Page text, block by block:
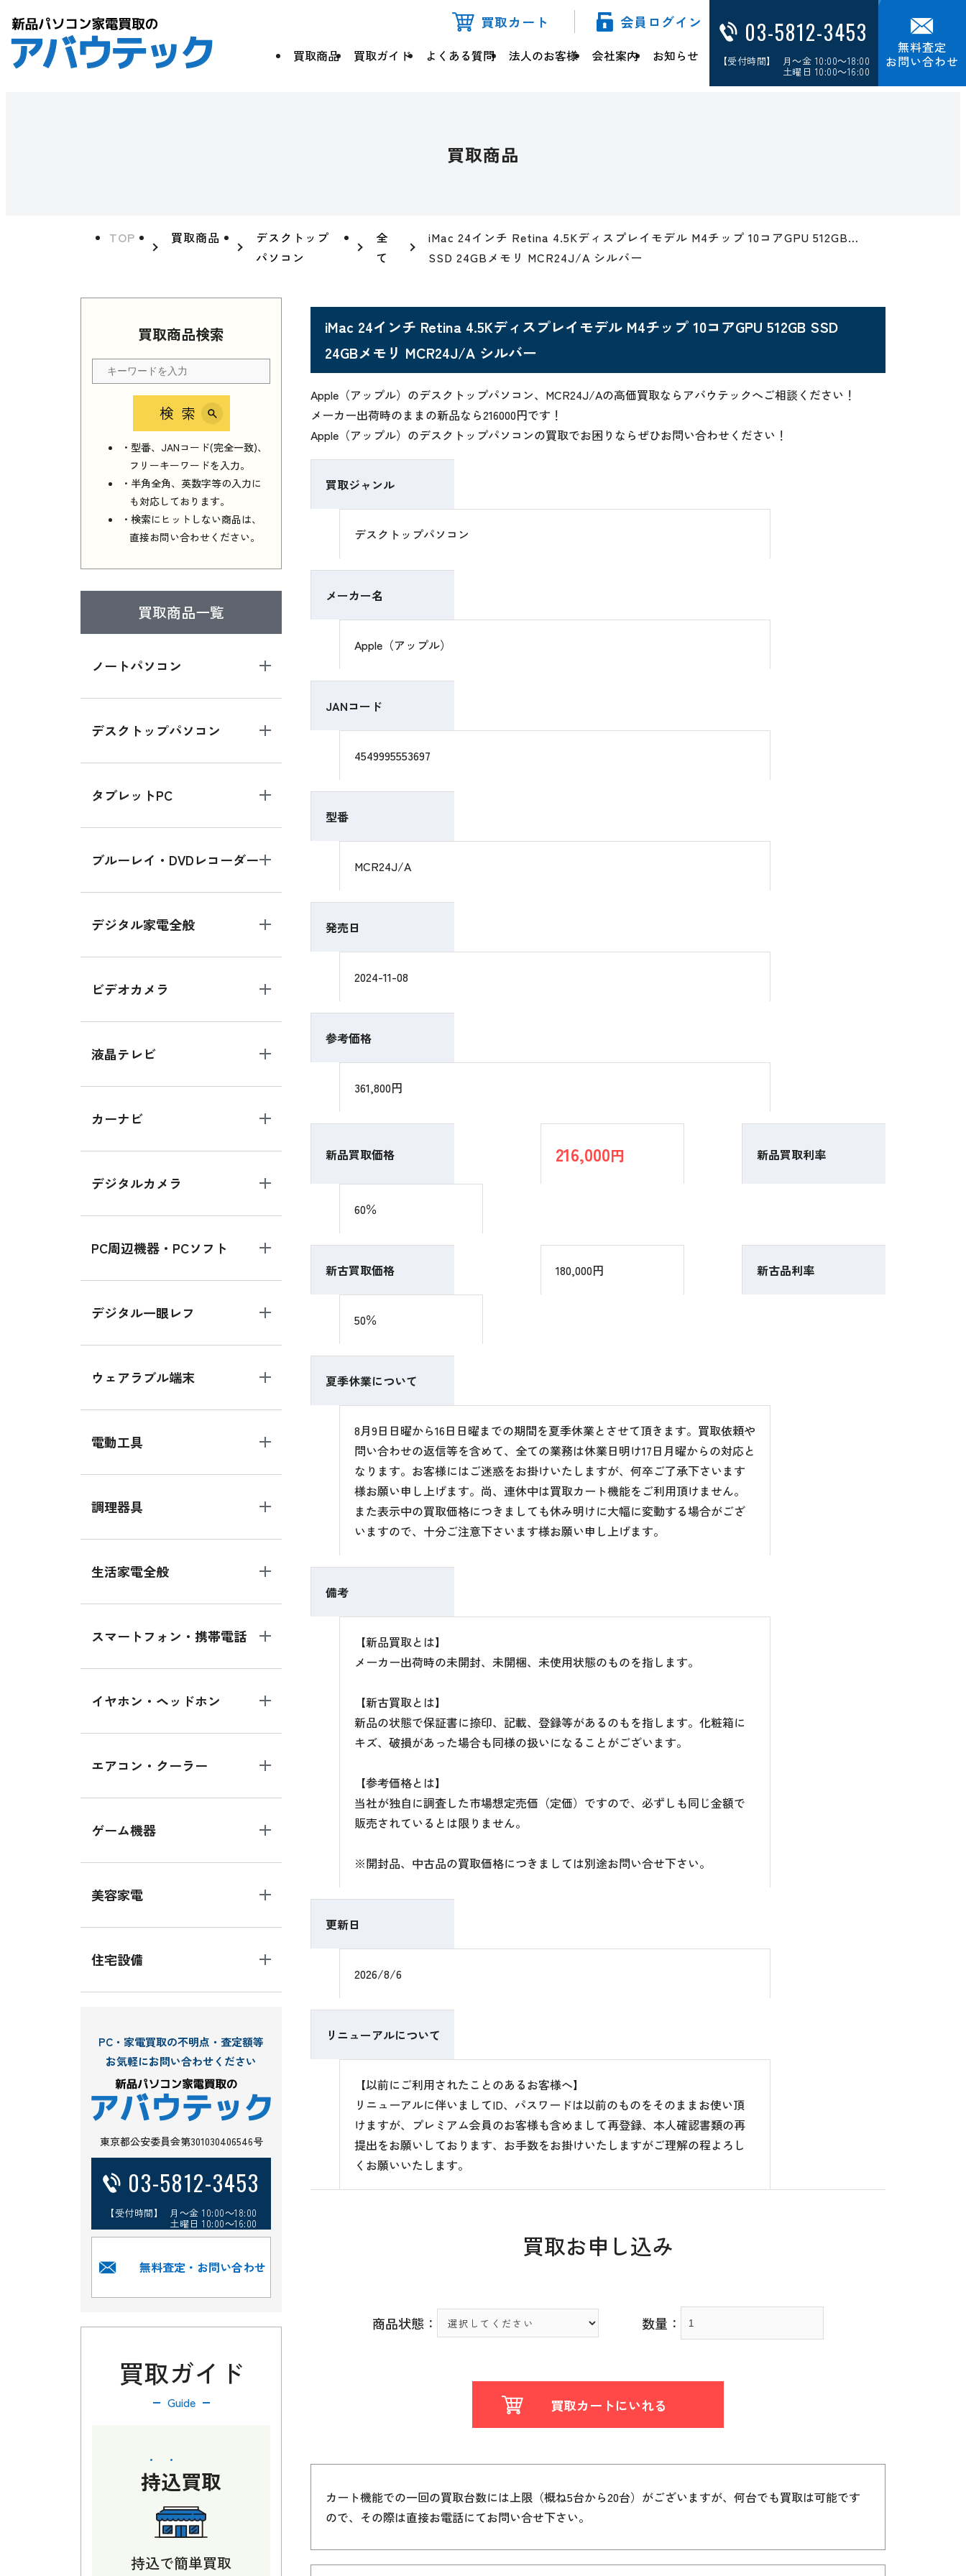
買取カート 会員ログイン
買取商品 買取ガイド よくある質問 法人のお客様 会社案内 お知らせ
03-5812-3453
【受付時間】 月～金 10:00～18:00
土曜日 10:00～16:00
無料査定
お問い合わせ
買取商品
TOP 買取商品
デスクトップ
パソコン
全
て
iMac 24インチ Retina 4.5Kディスプレイモデル M4チップ 10コアGPU 512GB
SSD 24GBメモリ MCR24J/A シルバー
買取商品検索
検索
・型番、JANコード(完全一致)、
フリーキーワードを入力。
・半角全角、英数字等の入力に
も対応しております。
・検索にヒットしない商品は、
直接お問い合わせください。
買取商品一覧
ノートパソコン
デスクトップパソコン
タブレットPC
ブルーレイ・DVDレコーダー
デジタル家電全般
ビデオカメラ
液晶テレビ
カーナビ
デジタルカメラ
PC周辺機器・PCソフト
デジタル一眼レフ
ウェアラブル端末
電動工具
調理器具
生活家電全般
スマートフォン・携帯電話
イヤホン・ヘッドホン
エアコン・クーラー
ゲーム機器
美容家電
住宅設備
PC・家電買取の不明点・査定額等
お気軽にお問い合わせください
東京都公安委員会第301030406546号
03-5812-3453
【受付時間】 月～金 10:00～18:00
土曜日 10:00～16:00
無料査定・お問い合わせ
買取ガイド
Guide
持込買取
持込で簡単買取
iMac 24インチ Retina 4.5Kディスプレイモデル M4チップ 10コアGPU 512GB SSD
24GBメモリ MCR24J/A シルバー
Apple（アップル）のデスクトップパソコン、MCR24J/Aの高価買取ならアバウテックへご相談ください！
メーカー出荷時のままの新品なら216000円です！
Apple（アップル）のデスクトップパソコンの買取でお困りならぜひお問い合わせください！
買取ジャンル
デスクトップパソコン
メーカー名
Apple（アップル）
JANコード
4549995553697
型番
MCR24J/A
発売日
2024-11-08
参考価格
361,800円
新品買取価格 216,000円 新品買取利率
60％
新古買取価格 180,000円 新古品利率
50％
夏季休業について
8月9日日曜から16日日曜までの期間を夏季休業とさせて頂きます。買取依頼や
問い合わせの返信等を含めて、全ての業務は休業日明け17日月曜からの対応と
なります。お客様にはご迷惑をお掛けいたしますが、何卒ご了承下さいます
様お願い申し上げます。尚、連休中は買取カート機能をご利用頂けません。
また表示中の買取価格につきましても休み明けに大幅に変動する場合がござ
いますので、十分ご注意下さいます様お願い申し上げます。
備考
【新品買取とは】
メーカー出荷時の未開封、未開梱、未使用状態のものを指します。
【新古買取とは】
新品の状態で保証書に捺印、記載、登録等があるのもを指します。化粧箱に
キズ、破損があった場合も同様の扱いになることがございます。
【参考価格とは】
当社が独自に調査した市場想定売価（定価）ですので、必ずしも同じ金額で
販売されているとは限りません。
※開封品、中古品の買取価格につきましては別途お問い合せ下さい。
更新日
2026/8/6
リニューアルについて
【以前にご利用されたことのあるお客様へ】
リニューアルに伴いましてID、パスワードは以前のものをそのままお使い頂
けますが、プレミアム会員のお客様も含めまして再登録、本人確認書類の再
提出をお願いしております、お手数をお掛けいたしますがご理解の程よろし
くお願いいたします。
買取お申し込み
商品状態： 数量：
買取カートにいれる
カート機能での一回の買取台数には上限（概ね5台から20台）がございますが、何台でも買取は可能です
ので、その際は直接お電話にてお問い合せ下さい。